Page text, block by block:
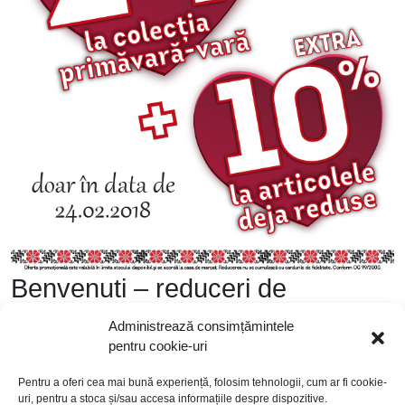
Administrează consimțămintele
pentru cookie-uri
Pentru a oferi cea mai bună experiență, folosim tehnologii, cum ar fi cookie-
uri, pentru a stoca și/sau accesa informațiile despre dispozitive.
Benvenuti – reduceri de
Dragobete!